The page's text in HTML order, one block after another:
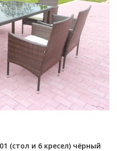
(стол и 6 кресел) чёрный